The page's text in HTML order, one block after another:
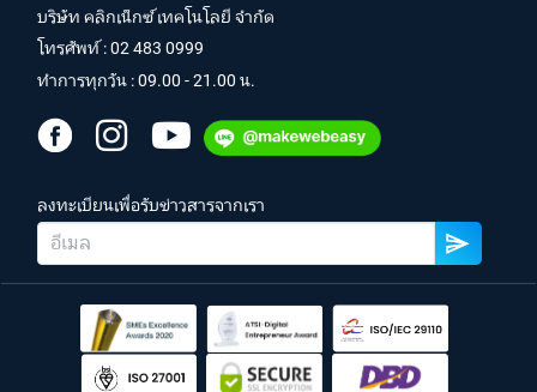
บริษัท คลิกเน็กซ์ เทคโนโลยี จำกัด
โทรศัพท์ :02 483 0999
ทำการทุกวัน : 09.00 - 21.00 น.
ลงทะเบียนเพื่อรับข่าวสารจากเรา